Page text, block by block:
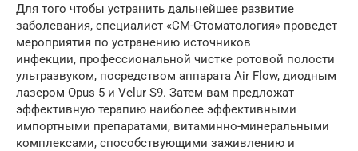
Для того чтобы устранить дальнейшее развитие
заболевания, специалист «СМ-Стоматология» проведет
мероприятия по устранению источников
инфекции, профессиональной чистке ротовой полости
ультразвуком, посредством аппарата Air Flow, диодным
лазером Opus 5 и Velur S9. Затем вам предложат
эффективную терапию наиболее эффективными
импортными препаратами, витаминно-минеральными
комплексами, способствующими заживлению и